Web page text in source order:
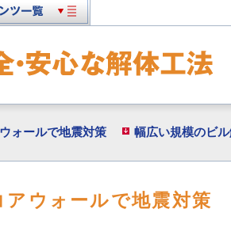
ォールで地震対策 幅広い規模のビ
アウォールで地震対策